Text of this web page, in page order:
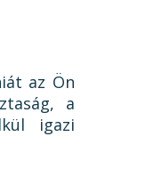
az Ön
a
igazi